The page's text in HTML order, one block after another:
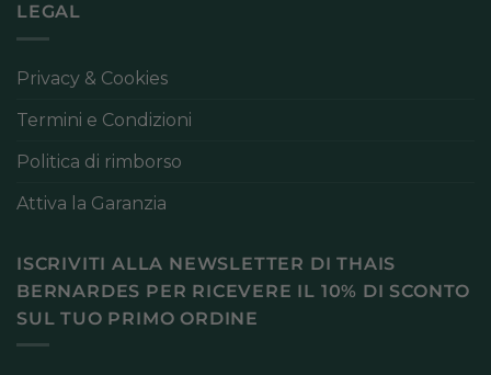
LEGAL
Privacy & Cookies
Termini e Condizioni
Politica di rimborso
Attiva la Garanzia
ISCRIVITI ALLA NEWSLETTER DI THAIS
BERNARDES PER RICEVERE IL 10% DI SCONTO
SUL TUO PRIMO ORDINE